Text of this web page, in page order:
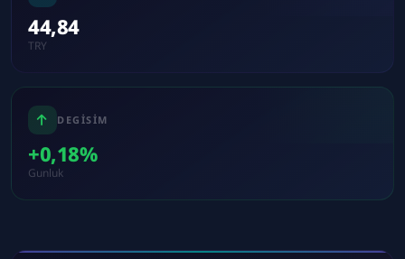
44,84
TRY
DEGISIM
+0,18%
Gunluk